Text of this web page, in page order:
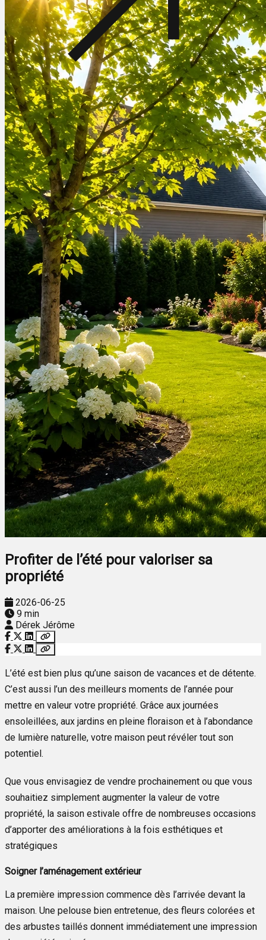
Profiter de l’été pour valoriser sa
propriété
2026-06-25
9 min
Dérek Jérôme
L’été est bien plus qu’une saison de vacances et de détente.
C’est aussi l’un des meilleurs moments de l’année pour
mettre en valeur votre propriété. Grâce aux journées
ensoleillées, aux jardins en pleine floraison et à l’abondance
de lumière naturelle, votre maison peut révéler tout son
potentiel.
Que vous envisagiez de vendre prochainement ou que vous
souhaitiez simplement augmenter la valeur de votre
propriété, la saison estivale offre de nombreuses occasions
d’apporter des améliorations à la fois esthétiques et
stratégiques
Soigner l’aménagement extérieur
La première impression commence dès l’arrivée devant la
maison. Une pelouse bien entretenue, des fleurs colorées et
des arbustes taillés donnent immédiatement une impression